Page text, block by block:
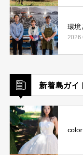
環境
新着島ガイ